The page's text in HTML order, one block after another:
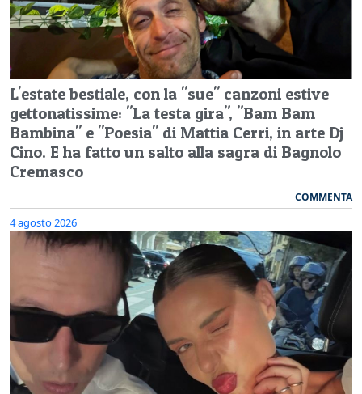
L'estate bestiale, con la "sue" canzoni estive
gettonatissime: "La testa gira", "Bam Bam
Bambina" e "Poesia" di Mattia Cerri, in arte Dj
Cino. E ha fatto un salto alla sagra di Bagnolo
Cremasco
COMMENTA
4 agosto 2026